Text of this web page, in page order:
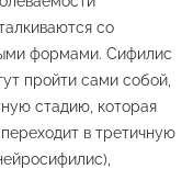
со
формами. Сифилис
пройти сами собой,
стадию, которая
в третичную